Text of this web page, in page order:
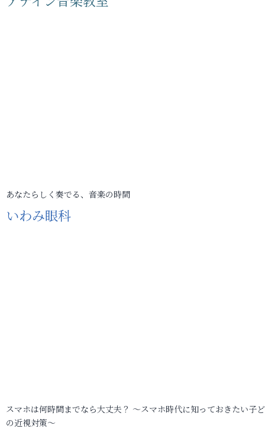
あなたらしく奏でる、音楽の時間
いわみ眼科
スマホは何時間までなら大丈夫？ ～スマホ時代に知っておきたい子
の近視対策～